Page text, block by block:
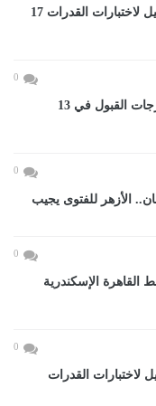
تنسيق الجامعات 2026.. إتاحة التسجيل لاختبارات القدرات 17
0
تنسيق الثانوى العام 2027.. اعرف درجات القبول في 13
0
الأزهر للفتوى يجيب
0
الإسكندرية
0
التسجيل لاختبارات القدرات